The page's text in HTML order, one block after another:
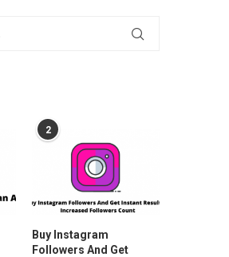
2
Buy Instagram
Followers And Get